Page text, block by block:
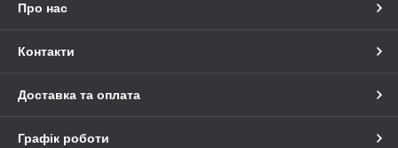
Про нас
Контакти
Доставка та оплата
Графік роботи